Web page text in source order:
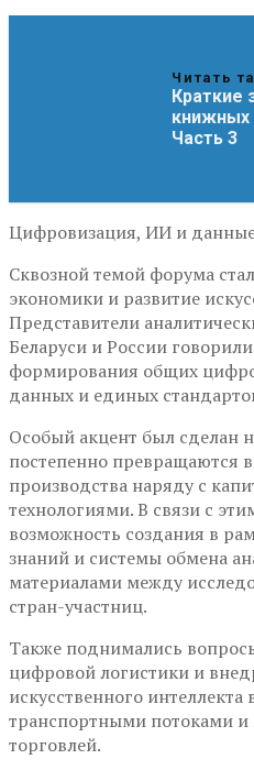
Читать
Краткие
книжных
Часть 3
Цифровизация, ИИ и
Сквозной темой форума
экономики и развитие
Представители
Беларуси и России
формирования общих
данных и единых
Особый акцент был сделан
постепенно превращаются
производства наряду с
технологиями. В связи с
возможность создания в
знаний и системы обмена
материалами между
стран-участниц.
Также поднимались
цифровой логистики и
искусственного интеллекта
транспортными потоками
торговлей.